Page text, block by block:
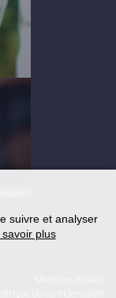
suivre et analyser
plus